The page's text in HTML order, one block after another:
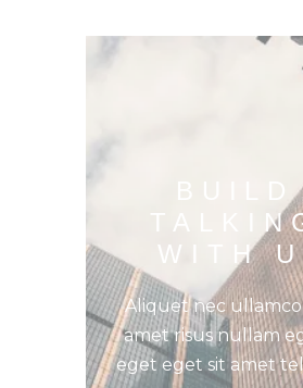
WITH
Aliquet nec
amet risus nullam
eget eget sit amet